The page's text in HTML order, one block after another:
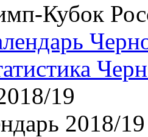
Кубок
19
2018/19